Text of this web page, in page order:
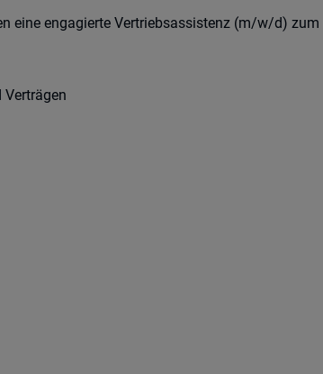
eine engagierte Vertriebsassistenz (m/w/d)
Verträgen